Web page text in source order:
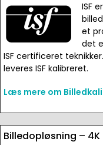
ISF
et
det
ISF certificeret
leveres ISF kalibreret.
Læs mere om
Billedopløsning – 4K